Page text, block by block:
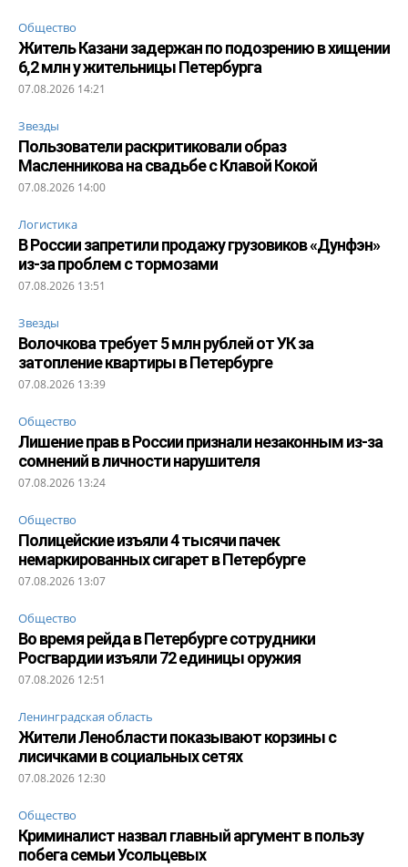
Общество
Житель Казани задержан по подозрению в хищении
6,2 млн у жительницы Петербурга
07.08.2026 14:21
Звезды
Пользователи раскритиковали образ
Масленникова на свадьбе с Клавой Кокой
07.08.2026 14:00
Логистика
В России запретили продажу грузовиков «Дунфэн»
из-за проблем с тормозами
07.08.2026 13:51
Звезды
Волочкова требует 5 млн рублей от УК за
затопление квартиры в Петербурге
07.08.2026 13:39
Общество
Лишение прав в России признали незаконным из-за
сомнений в личности нарушителя
07.08.2026 13:24
Общество
Полицейские изъяли 4 тысячи пачек
немаркированных сигарет в Петербурге
07.08.2026 13:07
Общество
Во время рейда в Петербурге сотрудники
Росгвардии изъяли 72 единицы оружия
07.08.2026 12:51
Ленинградская область
Жители Ленобласти показывают корзины с
лисичками в социальных сетях
07.08.2026 12:30
Общество
Криминалист назвал главный аргумент в пользу
побега семьи Усольцевых